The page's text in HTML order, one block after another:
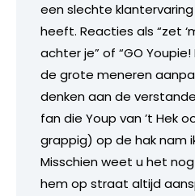
een slechte
heeft. Reacties als “zet
achter je” of “GO
de grote meneren
denken aan de
fan die Youp van ’t Hek
grappig) op de hak nam
Misschien weet u het
hem op straat altijd